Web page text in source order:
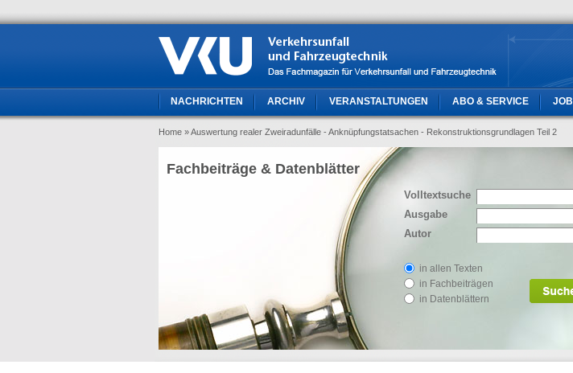
NACHRICHTEN ARCHIV VERANSTALTUNGEN ABO & SERVICE JOB
Home » Auswertung realer Zweiradunfälle - Anknüpfungstatsachen - Rekonstruktionsgrundlagen Teil 2
Volltextsuche
Ausgabe
Autor
in allen Texten
in Fachbeiträgen
in Datenblättern
Fachbeiträge & Datenblätter